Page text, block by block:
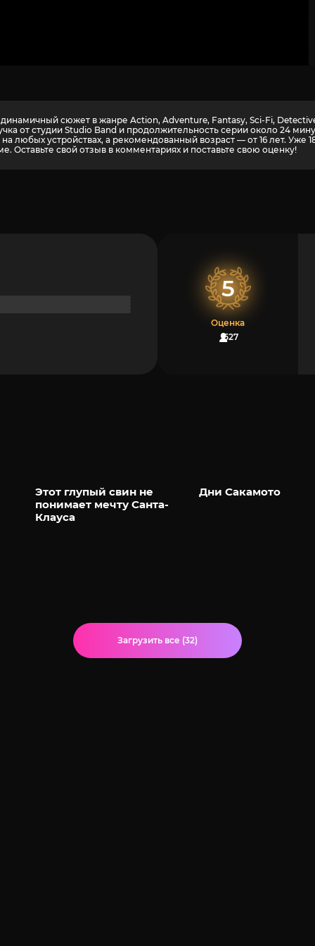
сюжет в жанре Action, Adventure, Fantasy, Sci-Fi,
от студии Studio Band и продолжительность серии около 24
любых устройствах, а рекомендованный возраст — от 16 лет. Уже
Оставьте свой отзыв в комментариях и поставьте свою оценку!
5
Оценка
527
Этот глупый свин не
понимает мечту Санта-
Клауса
Дни Сакамото
Загрузить все (32)